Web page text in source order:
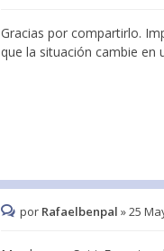
Gracias por compartirlo.
que la situación cambie en
por Rafaelbenpal »25